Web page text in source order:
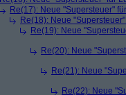
Re(17): Neue "Supersteuer"
Re(18): Neue
Re(19): Neue
Re(20): Neue
Re(21): Neue
Re(22): Neue